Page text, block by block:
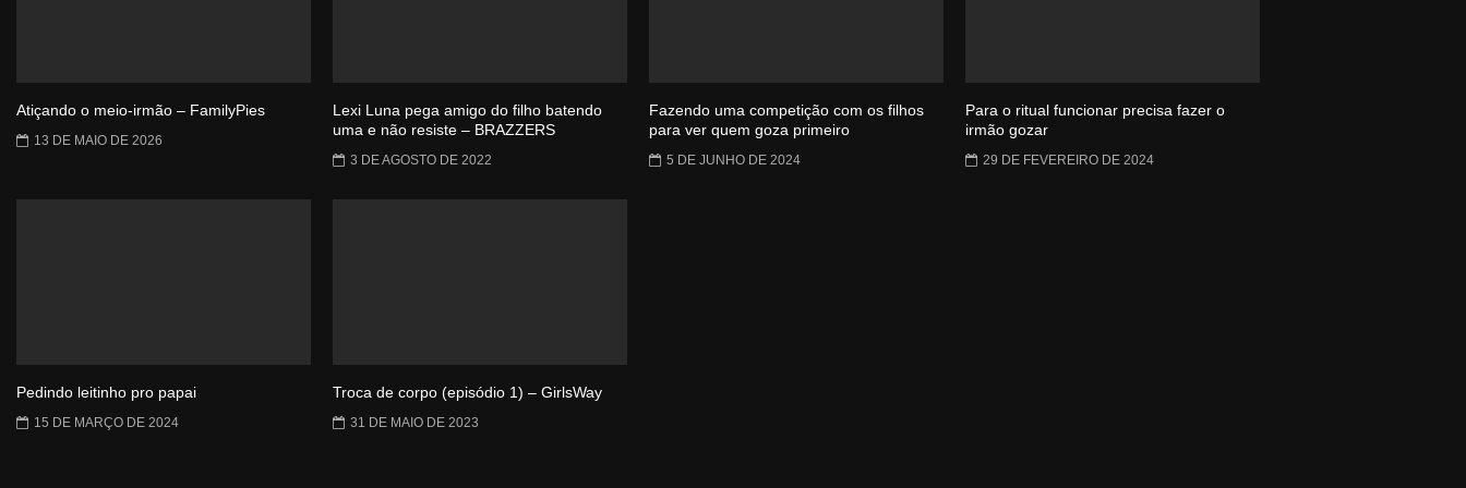
Atiçando o meio-irmão – FamilyPies
13 DE MAIO DE 2026
Lexi Luna pega amigo do filho batendo
uma e não resiste – BRAZZERS
3 DE AGOSTO DE 2022
Fazendo uma competição com os filhos
para ver quem goza primeiro
5 DE JUNHO DE 2024
Para o ritual funcionar precisa fazer o
irmão gozar
29 DE FEVEREIRO DE 2024
Pedindo leitinho pro papai
15 DE MARÇO DE 2024
Troca de corpo (episódio 1) – GirlsWay
31 DE MAIO DE 2023